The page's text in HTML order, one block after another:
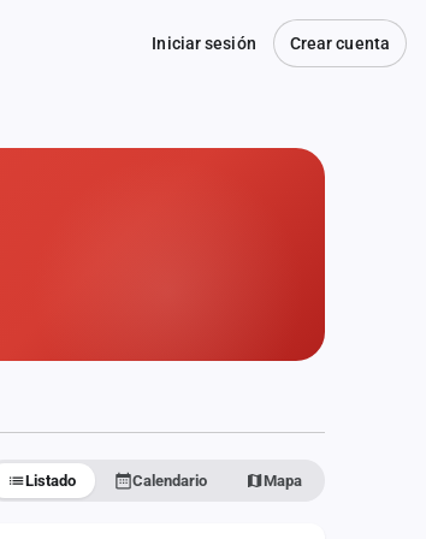
Iniciar sesión Crear cuenta
Listado Calendario Mapa